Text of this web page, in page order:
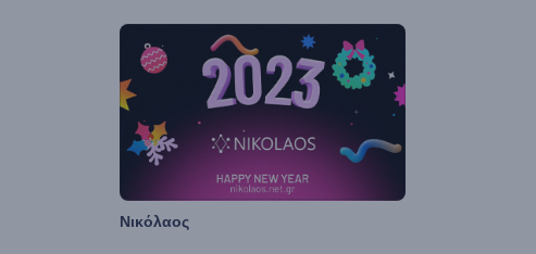
Νικόλαος